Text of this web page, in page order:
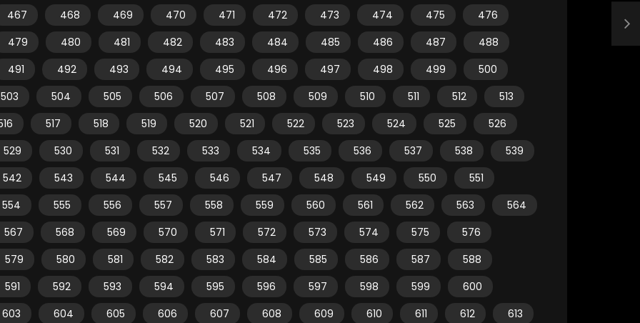
467
468 469 470 471 472 473 474 475
476
479
480 481 482 483 484 485 486 487
488
491
492 493 494 495 496 497 498 499
500
503
504 505 506 507 508 509 510 511 512
513
517 518 519 520 521 522 523 524 525
526
529
530 531 532 533 534 535 536 537 538
539
542
543 544 545 546 547 548 549 550
551
554
555 556 557 558 559 560 561 562 563
564
567
568 569 570 571 572 573 574 575
576
579
580 581 582 583 584 585 586 587
588
591
592 593 594 595 596 597 598 599
600
603
604 605 606 607 608 609 610 611 612
613